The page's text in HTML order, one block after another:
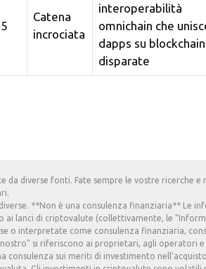
Catena
incrociata
interoperabilità
omnichain che
dapps su blockchain
disparate
diverse fonti. Fate sempre le vostre ricerche e
**Non è una consulenza finanziaria** Le
lanci di criptovalute (collettivamente, le
o interpretate come consulenza finanziaria,
si riferiscono ai proprietari, agli operatori
sui meriti di investimento